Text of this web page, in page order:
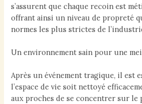
s’assurent que chaque recoin est
offrant ainsi un niveau de propreté
normes les plus strictes de
Un environnement sain pour une
Après un événement tragique, il est
l’espace de vie soit nettoyé
aux proches de se concentrer sur le